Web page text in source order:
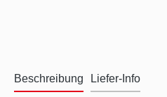
Beschreibung Liefer-Info